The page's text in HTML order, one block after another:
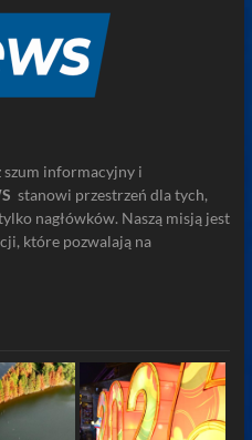
szum informacyjny i
stanowi przestrzeń dla tych,
nagłówków. Naszą misją jest
które pozwalają na